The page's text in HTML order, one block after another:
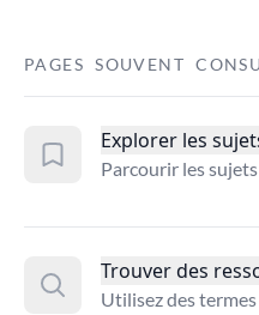
PAGES SOUVENT
Explorer les
Parcourir les
Trouver des
Utilisez des